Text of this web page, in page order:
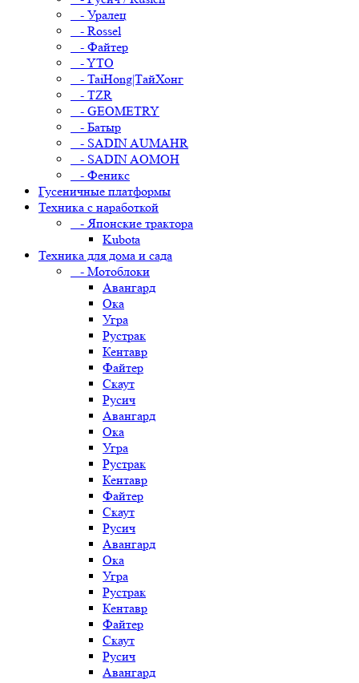
- Уралец
- Rossel
- Файтер
- YTO
- TaiHong|ТайХонг
- TZR
- GEOMETRY
- Батыр
- SADIN AUMAHR
- SADIN AOMOH
- Феникс
Гусеничные платформы
Техника с наработкой
- Японские трактора
Kubota
Техника для дома и сада
- Мотоблоки
Авангард
Ока
Угра
Рустрак
Кентавр
Файтер
Скаут
Русич
Авангард
Ока
Угра
Рустрак
Кентавр
Файтер
Скаут
Русич
Авангард
Ока
Угра
Рустрак
Кентавр
Файтер
Скаут
Русич
Авангард